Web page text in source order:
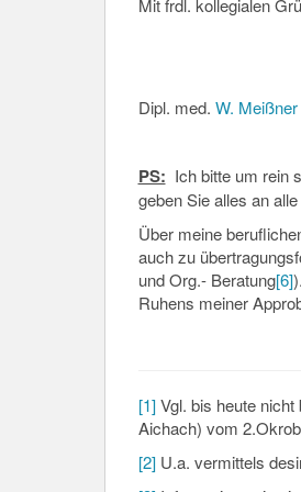
Mit frdl. kollegialen
Dipl. med. W. Meißner
PS: Ich bitte um rein
geben Sie alles an
Über meine
auch zu
und Org.- Beratung[6]
Ruhens meiner
[1]Vgl. bis heute nicht
Aichach) vom
[2]U.a. vermittels